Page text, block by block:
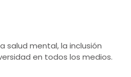
salud mental, la inclusión
en todos los medios.